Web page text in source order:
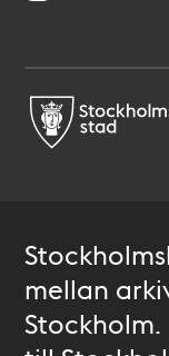
mellan